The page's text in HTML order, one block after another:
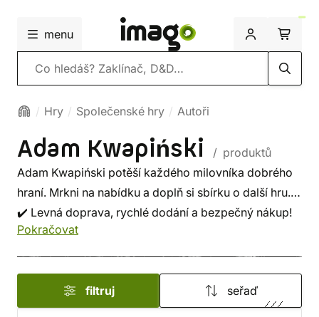
menu
Vyhledávání
Hry Společenské hry Autoři
Adam Kwapiński
/ produktů
Adam Kwapiński potěší každého milovníka dobrého
hraní. Mrkni na nabídku a doplň si sbírku o další hru.
✔️ Levná doprava, rychlé dodání a bezpečný nákup!
Pokračovat
filtruj seřaď